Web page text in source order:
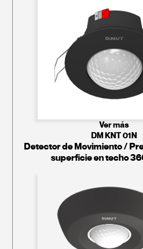
Ver más
DM KNT 01N
Detector de Movimiento /
superficie en techo